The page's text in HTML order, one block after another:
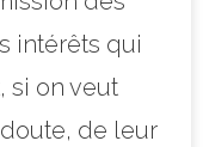
intérêts qui
si on veut
de leur